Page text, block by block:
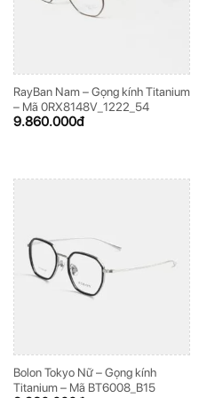
RayBan Nam – Gọng kính Titanium
– Mã 0RX8148V_1222_54
9.860.000đ
Bolon Tokyo Nữ – Gọng kính
Titanium – Mã BT6008_B15